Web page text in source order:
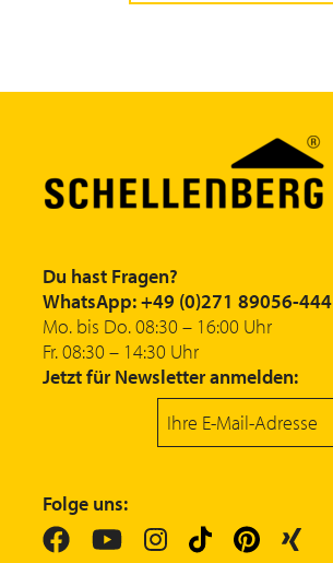
Du hast Fragen?
WhatsApp: +49 (0)271 89056-444
Mo. bis Do. 08:30 – 16:00 Uhr
Fr. 08:30 – 14:30 Uhr
Jetzt für Newsletter anmelden:
Folge uns: